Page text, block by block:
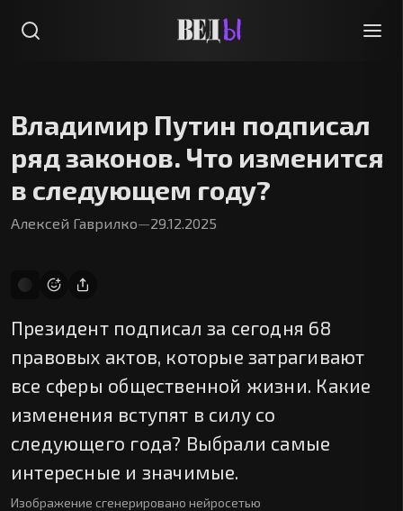
Владимир Путин подписал
ряд законов. Что изменится
в следующем году?
Алексей Гаврилко—29.12.2025
Президент подписал за сегодня 68
правовых актов, которые затрагивают
все сферы общественной жизни. Какие
изменения вступят в силу со
следующего года? Выбрали самые
интересные и значимые.
Изображение сгенерировано нейросетью